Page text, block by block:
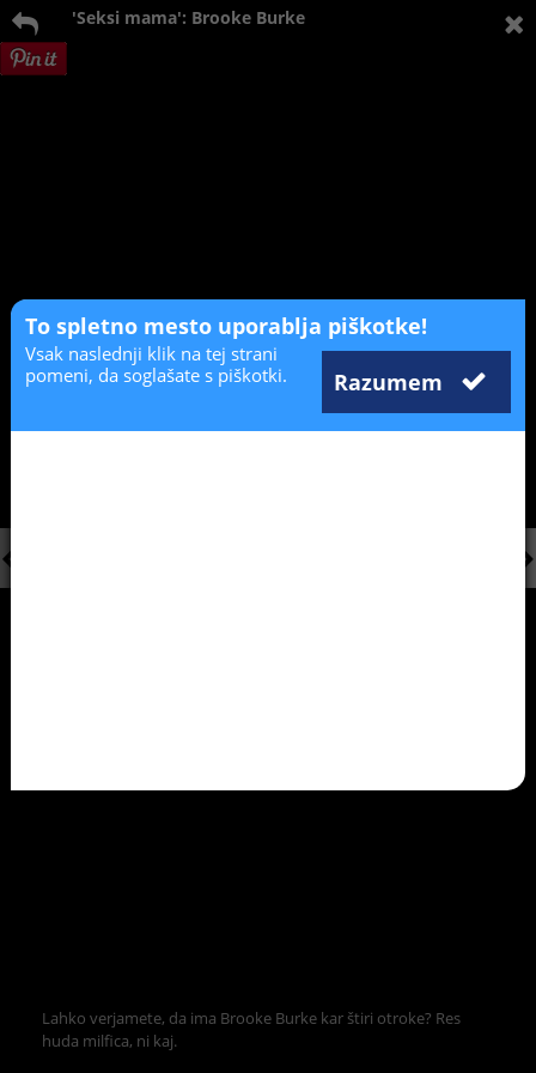
'Seksi mama': Brooke Burke
Lahko verjamete, da ima Brooke Burke kar štiri otroke? Res
huda milfica, ni kaj.
To spletno mesto uporablja piškotke!
Razumem
Vsak naslednji klik na tej strani
pomeni, da soglašate s piškotki.